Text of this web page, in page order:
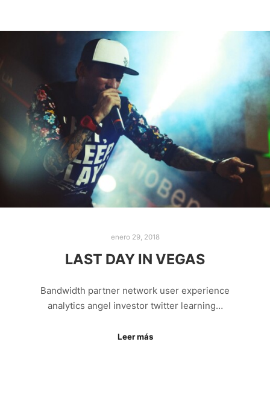
enero 29, 2018
LAST DAY IN VEGAS
Bandwidth partner network user experience
analytics angel investor twitter learning…
Leer más